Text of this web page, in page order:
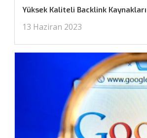
Yüksek Kaliteli Backlink
13 Haziran 2023